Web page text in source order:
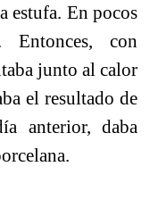
estufa. En pocos
con
junto al calor
el resultado de
anterior, daba